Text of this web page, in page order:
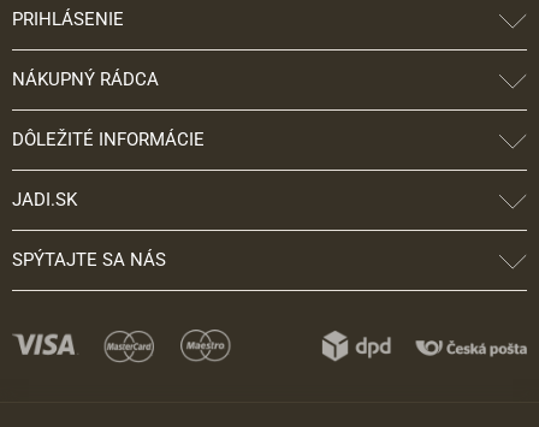
PRIHLÁSENIE
NÁKUPNÝ RÁDCA
DÔLEŽITÉ INFORMÁCIE
JADI.SK
SPÝTAJTE SA NÁS